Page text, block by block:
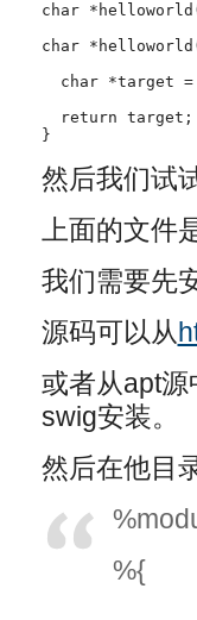
char
char
char *target =
  return target;
}
然后我们试
上面的文件
我们需要先
源码可以从
或者从apt
swig安装。
然后在他目
%{